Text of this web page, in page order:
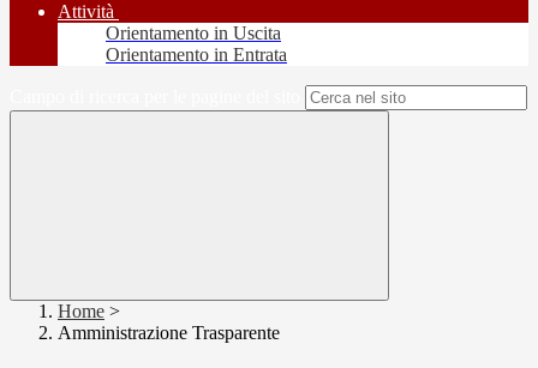
Attività
Orientamento in Uscita
Orientamento in Entrata
Home >
Amministrazione Trasparente